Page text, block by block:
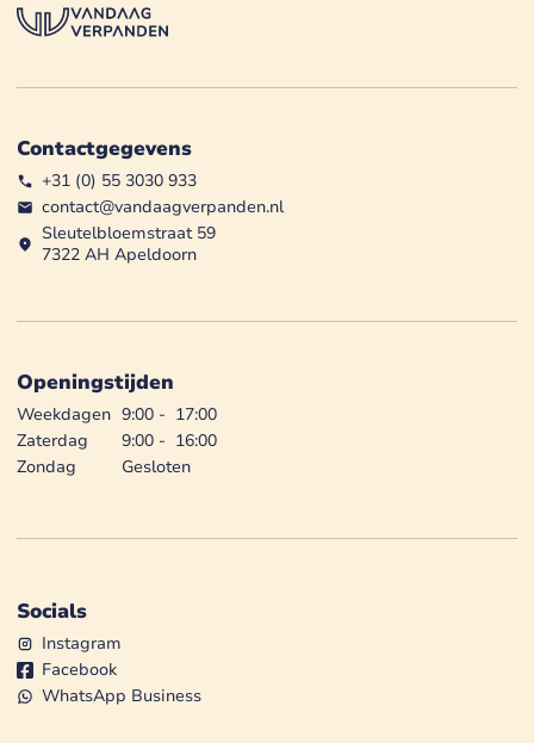
Contactgegevens
+31 (0) 55 3030 933
contact@vandaagverpanden.nl
Sleutelbloemstraat 59
7322 AH Apeldoorn
Openingstijden
Weekdagen 9:00 - 17:00
Zaterdag
9:00 - 16:00
Zondag
Gesloten
Socials
Instagram
Facebook
WhatsApp Business